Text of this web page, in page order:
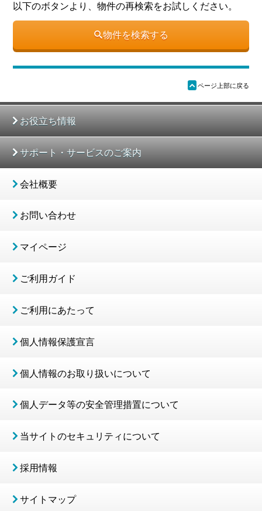
以下のボタンより、物件の再検索をお試しください。
物件を検索する
ü ページ上部に戻る
お役立ち情報
サポート・サービスのご案内
会社概要
お問い合わせ
マイページ
ご利用ガイド
ご利用にあたって
個人情報保護宣言
個人情報のお取り扱いについて
個人データ等の安全管理措置について
当サイトのセキュリティについて
採用情報
サイトマップ